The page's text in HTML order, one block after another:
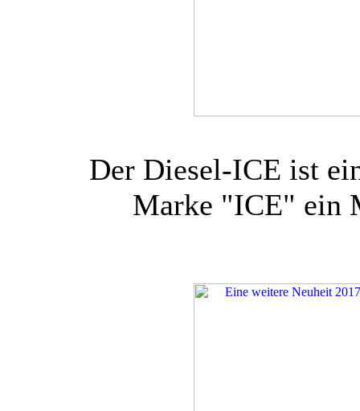
Der Diesel-ICE ist
Marke "ICE" ein